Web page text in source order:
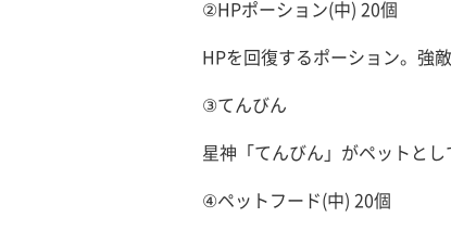
②HPポーション(中) 20個
HPを回復するポーション。強
③てんびん
星神「てんびん」がペットと
④ペットフード(中) 20個